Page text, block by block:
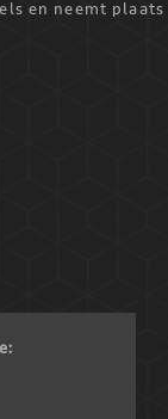
en neemt plaats